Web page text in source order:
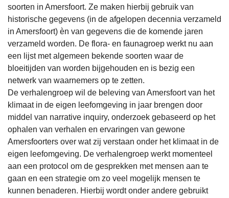
soorten in Amersfoort. Ze maken hierbij gebruik van
historische gegevens (in de afgelopen decennia verzameld
in Amersfoort) èn van gegevens die de komende jaren
verzameld worden. De flora- en faunagroep werkt nu aan
een lijst met algemeen bekende soorten waar de
bloeitijden van worden bijgehouden en is bezig een
netwerk van waarnemers op te zetten.
De verhalengroep wil de beleving van Amersfoort van het
klimaat in de eigen leefomgeving in jaar brengen door
middel van narrative inquiry, onderzoek gebaseerd op het
ophalen van verhalen en ervaringen van gewone
Amersfoorters over wat zij verstaan onder het klimaat in de
eigen leefomgeving. De verhalengroep werkt momenteel
aan een protocol om de gesprekken met mensen aan te
gaan en een strategie om zo veel mogelijk mensen te
kunnen benaderen. Hierbij wordt onder andere gebruikt